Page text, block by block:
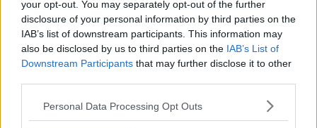
your opt-out. You may separately opt-out of the further
disclosure of your personal information by third parties on the
IAB’s list of downstream participants. This information may
also be disclosed by us to third parties on the IAB’s List of
Downstream Participants that may further disclose it to other
Personal Data Processing Opt Outs
Sanatos
4
Salată de varză cu mere și dressing de